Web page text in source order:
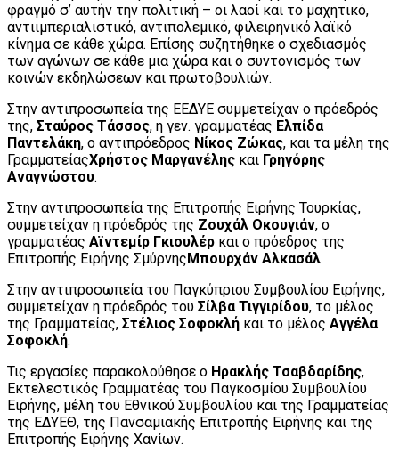
φραγμό σ’ αυτήν την πολιτική – οι λαοί και το μαχητικό,
αντιιμπεριαλιστικό, αντιπολεμικό, φιλειρηνικό λαϊκό
κίνημα σε κάθε χώρα. Επίσης συζητήθηκε ο σχεδιασμός
των αγώνων σε κάθε μια χώρα και ο συντονισμός των
κοινών εκδηλώσεων και πρωτοβουλιών.
Στην αντιπροσωπεία της ΕΕΔΥΕ συμμετείχαν ο πρόεδρός
της, Σταύρος Τάσσος, η γεν. γραμματέας Ελπίδα
Παντελάκη, ο αντιπρόεδρος Νίκος Ζώκας, και τα μέλη της
ΓραμματείαςΧρήστος Μαργανέλης και Γρηγόρης
Αναγνώστου.
Στην αντιπροσωπεία της Επιτροπής Ειρήνης Τουρκίας,
συμμετείχαν η πρόεδρός της Ζουχάλ Οκουγιάν, ο
γραμματέας Αϊντεμίρ Γκιουλέρ και ο πρόεδρος της
Επιτροπής Ειρήνης ΣμύρνηςΜπουρχάν Αλκασάλ.
Στην αντιπροσωπεία του Παγκύπριου Συμβουλίου Ειρήνης,
συμμετείχαν η πρόεδρός του Σίλβα Τιγγιρίδου, το μέλος
της Γραμματείας, Στέλιος Σοφοκλή και το μέλος Αγγέλα
Σοφοκλή.
Τις εργασίες παρακολούθησε ο Ηρακλής Τσαβδαρίδης,
Εκτελεστικός Γραμματέας του Παγκοσμίου Συμβουλίου
Ειρήνης, μέλη του Εθνικού Συμβουλίου και της Γραμματείας
της ΕΔΥΕΘ, της Πανσαμιακής Επιτροπής Ειρήνης και της
Επιτροπής Ειρήνης Χανίων.